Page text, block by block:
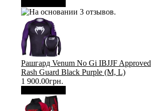
Рашгард Venum No Gi IBJJF Approved
Rash Guard Black Purple (М, L)
1 900.00грн.